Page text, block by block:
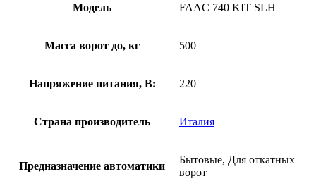
Модель FAAC 740 KIT SLH
Масса ворот до, кг 500
Напряжение питания, В: 220
Страна производитель Италия
Предназначение автоматики
Бытовые, Для откатных
ворот